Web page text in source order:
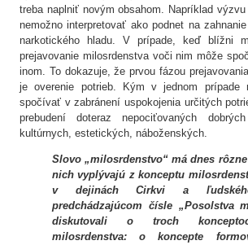
treba naplniť novým obsahom. Napríklad
nemožno interpretovať ako podnet na
narkotického hladu. V prípade, keď blížni
prejavovanie milosrdenstva voči nim môže
inom. To dokazuje, že prvou fázou
je overenie potrieb. Kým v jednom prípade
spočívať v zabránení uspokojenia určitých
prebudení doteraz nepociťovaných
kultúrnych, estetických, náboženských.
Slovo „milosrdenstvo“ má dnes
nich vyplývajú z konceptu
v dejinách Cirkvi a
predchádzajúcom čísle „Posolstva
diskutovali o troch
milosrdenstva: o koncepte